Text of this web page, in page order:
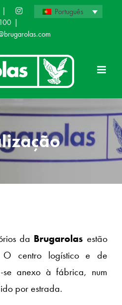
Português
|
|
da Brugarolas estão
O centro logístico e de
se anexo à fábrica, num
por estrada.